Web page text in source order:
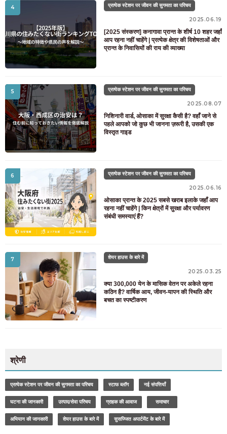
4 प्रत्येक स्टेशन पर जीवन की सुगमता का परिचय
2025.06.19
[2025 संस्करण] कनागावा प्रान्त के शीर्ष 10 शहर जहाँ
आप रहना नहीं चाहेंगे | प्रत्येक क्षेत्र की विशेषताओं और
प्रान्त के निवासियों की राय की व्याख्या
5 प्रत्येक स्टेशन पर जीवन की सुगमता का परिचय
2025.08.07
निशिनारी वार्ड, ओसाका में सुरक्षा कैसी है? वहाँ जाने से
पहले आपको जो कुछ भी जानना ज़रूरी है, उसकी एक
विस्तृत गाइड
6 प्रत्येक स्टेशन पर जीवन की सुगमता का परिचय
2025.06.16
ओसाका प्रान्त के 2025 सबसे खराब इलाके जहाँ आप
रहना नहीं चाहेंगे | किन क्षेत्रों में सुरक्षा और पर्यावरण
संबंधी समस्याएं हैं?
7 शेयर हाउस के बारे में
2025.03.25
क्या 300,000 येन के मासिक वेतन पर अकेले रहना
कठिन है? वार्षिक आय, जीवन-यापन की स्थिति और
बचत का स्पष्टीकरण
श्रेणी
प्रत्येक स्टेशन पर जीवन की सुगमता का परिचय स्टाफ ब्लॉग नई संपत्तियाँ
घटना की जानकारी उत्पाद/सेवा परिचय ग्राहक की आवाज समाचार
अभियान की जानकारी शेयर हाउस के बारे में सुसज्जित अपार्टमेंट के बारे में